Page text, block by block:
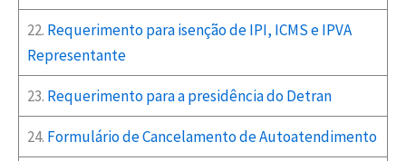
22. Requerimento para isenção de IPI, ICMS e IPVA
Representante
23. Requerimento para a presidência do Detran
24. Formulário de Cancelamento de Autoatendimento